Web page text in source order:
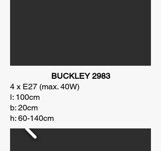
BUCKLEY 2983
4 x E27 (max. 40W)
l: 100cm
b: 20cm
h: 60-140cm